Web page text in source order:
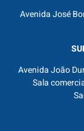
Avenida José
Avenida João
Sala